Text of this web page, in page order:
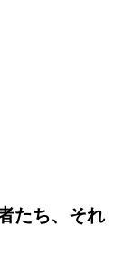
たち、それ